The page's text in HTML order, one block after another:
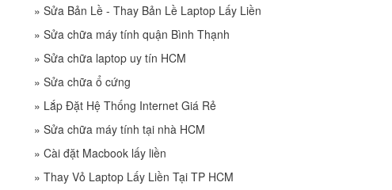
» Sửa Bản Lề - Thay Bản Lề Laptop Lấy Liền
» Sửa chữa máy tính quận Bình Thạnh
» Sửa chữa laptop uy tín HCM
» Sửa chữa ổ cứng
» Lắp Đặt Hệ Thống Internet Giá Rẻ
» Sửa chữa máy tính tại nhà HCM
» Cài đặt Macbook lấy liền
» Thay Vỏ Laptop Lấy Liền Tại TP HCM